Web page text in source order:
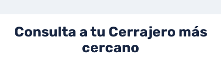
Consulta a tu Cerrajero más
cercano